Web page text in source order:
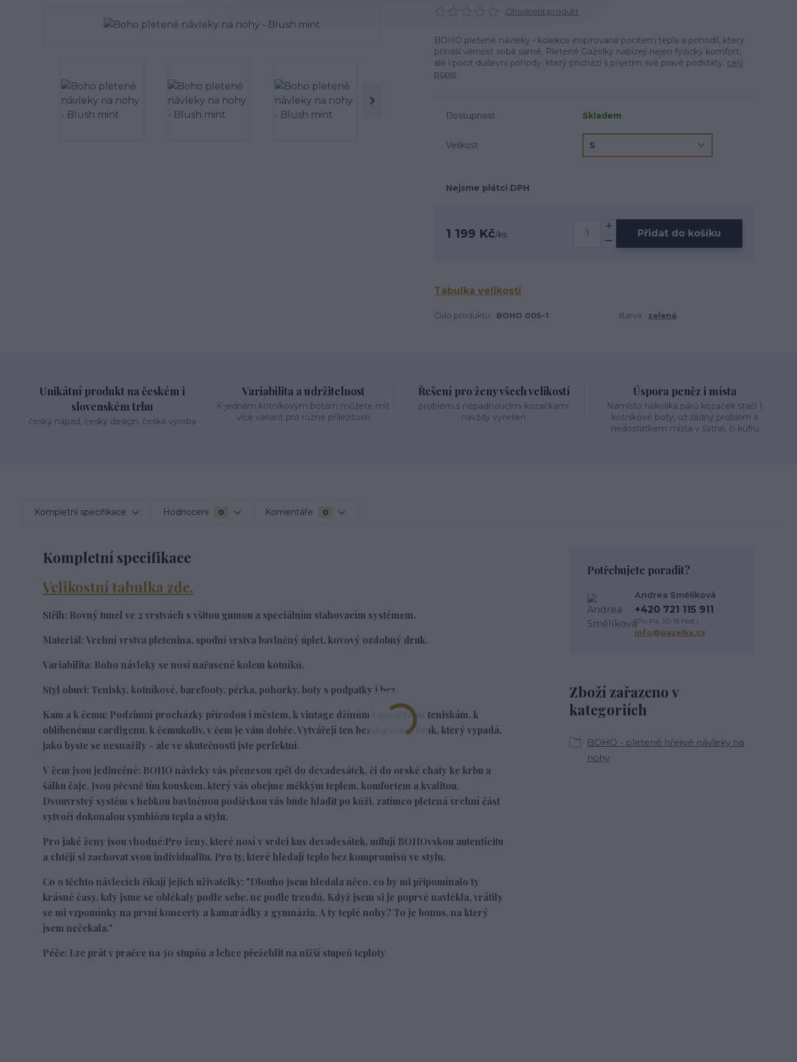
Ohodnotit produkt
BOHO pletené návleky - kolekce inspirovaná pocitem tepla a pohodlí, který
přináší věrnost sobě samé. Pletené Gazelky nabízejí nejen fyzický komfort,
ale i pocit duševní pohody, který přichází s přijetím své pravé podstaty. celý
popis
Dostupnost Skladem
Velikost
Nejsme plátci DPH
1 199 Kč/ks Přidat do košíku
Tabulka velikostí
Číslo produktu: BOHO 005-1 Barva: zelená
Unikátní produkt na českém i
slovenském trhu
český nápad, český design, česká výroba
Variabilita a udržitelnost
K jedněm kotníkovým botám můžete mít
více variant pro různé příležitosti
Řešení pro ženy všech velikostí
problém s nepadnoucími kozačkami
navždy vyřešen
Úspora peněz i místa
Namísto několika párů kozaček stačí 1
kotníkové boty, už žádný problém s
nedostatkem místa v šatně, či kufru
Kompletní specifikace Hodnocení 0 Komentáře 0
Kompletní specifikace
Velikostní tabulka zde.
Střih: Rovný tunel ve 2 vrstvách s všitou gumou a speciálním stahovacím systémem.
Materiál: Vrchní vrstva pletenina, spodní vrstva bavlněný úplet, kovový ozdobný druk.
Variabilita: Boho návleky se nosí nařasené kolem kotníků.
Styl obuvi: Tenisky, kotníkové, barefooty, pérka, pohorky, boty s podpatky i bez.
Kam a k čemu: Podzimní procházky přírodou i městem, k vintage džínům i moderním teniskám, k
oblíbenému cardigenu, k čemukoliv, v čem je vám dobře. Vytvářejí ten bezstarostný look, který vypadá,
jako byste se nesnažily - ale ve skutečnosti jste perfektní.
V čem jsou jedinečné: BOHO návleky vás přenesou zpět do devadesátek, či do orské chaty ke krbu a
šálku čaje. Jsou přesně tím kouskem, který vás obejme měkkým teplem, komfortem a kvalitou.
Dvouvrstvý systém s hebkou bavlněnou podšívkou vás bude hladit po kůži, zatímco pletená vrchní část
vytvoří dokonalou symbiózu tepla a stylu.
Pro jaké ženy jsou vhodné:Pro ženy, které nosí v srdci kus devadesátek, milují BOHOvskou autenticitu
a chtějí si zachovat svou individualitu. Pro ty, které hledají teplo bez kompromisů ve stylu.
Co o těchto návlecích říkají jejich uživatelky: "Dlouho jsem hledala něco, co by mi připomínalo ty
krásné časy, kdy jsme se oblékaly podle sebe, ne podle trendů. Když jsem si je poprvé navlékla, vrátily
se mi vzpomínky na první koncerty a kamarádky z gymnázia. A ty teplé nohy? To je bonus, na který
jsem nečekala."
Péče: Lze prát v pračce na 30 stupňů a lehce přežehlit na nižší stupeň teploty
Zboží zařazeno v
kategoriích
BOHO - pletené hřejivé návleky na
nohy
Potřebujete poradit?
Andrea Smělíková
+420 721 115 911
(Po-Pá, 10-16 hod.)
info@gazelky.cz